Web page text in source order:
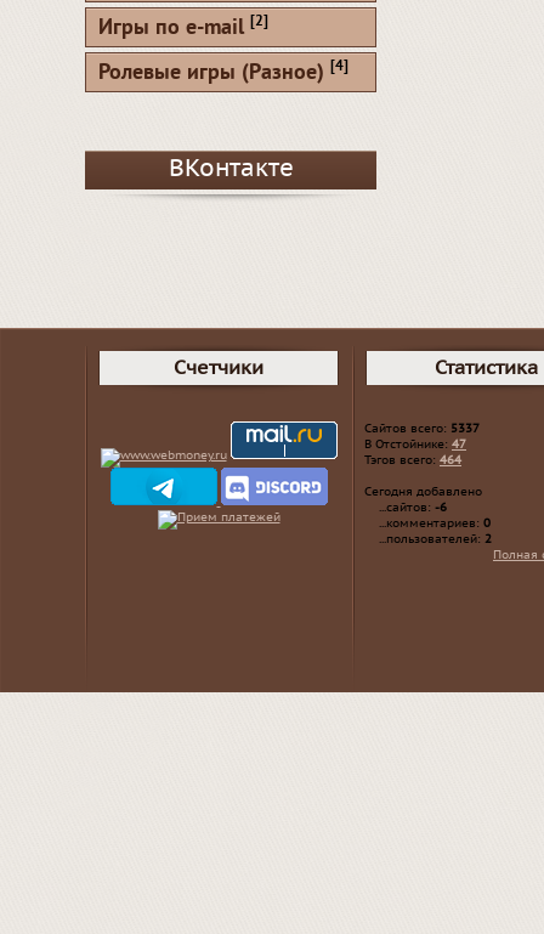
Игры по e-mail [2]
Ролевые игры (Разное) [4]
ВКонтакте
Счетчики Статистика
Сайтов всего: 5337
В Отстойнике: 47
Тэгов всего: 464
Сегодня добавлено
...сайтов: -6
...комментариев: 0
...пользователей: 2
Полная